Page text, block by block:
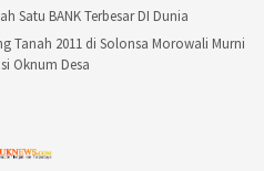
Satu BANK Terbesar DI Dunia
Tanah 2011 di Solonsa Morowali Murni
Oknum Desa